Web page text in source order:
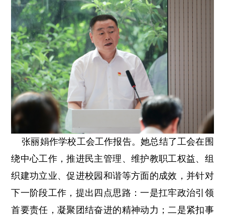
张丽娟作学校工会工作报告。她总结了工会在围
绕中心工作，推进民主管理、维护教职工权益、组
织建功立业、促进校园和谐等方面的成效，并针对
下一阶段工作，提出四点思路：一是扛牢政治引领
首要责任，凝聚团结奋进的精神动力；二是紧扣事